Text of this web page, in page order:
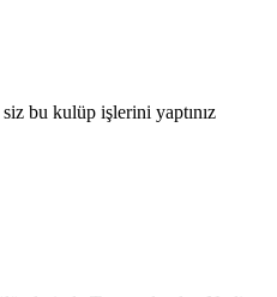
bu kulüp işlerini yaptınız